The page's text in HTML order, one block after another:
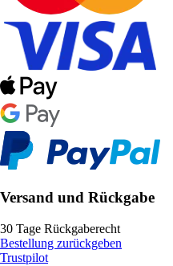
Versand und Rückgabe
30 Tage Rückgaberecht
Bestellung zurückgeben
Trustpilot